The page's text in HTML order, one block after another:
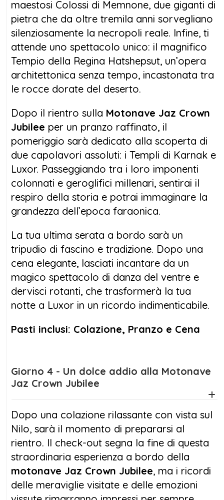
maestosi Colossi di Memnone, due giganti di
pietra che da oltre tremila anni sorvegliano
silenziosamente la necropoli reale. Infine, ti
attende uno spettacolo unico: il magnifico
Tempio della Regina Hatshepsut, un’opera
architettonica senza tempo, incastonata tra
le rocce dorate del deserto.
Dopo il rientro sulla Motonave Jaz Crown
Jubilee per un pranzo raffinato, il
pomeriggio sarà dedicato alla scoperta di
due capolavori assoluti: i Templi di Karnak e
Luxor. Passeggiando tra i loro imponenti
colonnati e geroglifici millenari, sentirai il
respiro della storia e potrai immaginare la
grandezza dell’epoca faraonica.
La tua ultima serata a bordo sarà un
tripudio di fascino e tradizione. Dopo una
cena elegante, lasciati incantare da un
magico spettacolo di danza del ventre e
dervisci rotanti, che trasformerà la tua
notte a Luxor in un ricordo indimenticabile.
Pasti inclusi: Colazione, Pranzo e Cena
Giorno 4 - Un dolce addio alla Motonave
Jaz Crown Jubilee
Dopo una colazione rilassante con vista sul
Nilo, sarà il momento di prepararsi al
rientro. Il check-out segna la fine di questa
straordinaria esperienza a bordo della
motonave Jaz Crown Jubilee, ma i ricordi
delle meraviglie visitate e delle emozioni